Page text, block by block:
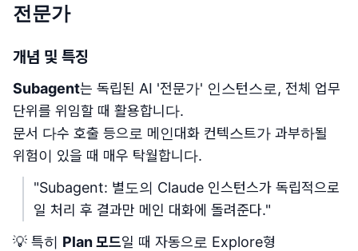
전문가
개념 및 특징
Subagent는 독립된 AI '전문가' 인스턴스로, 전체 업무
단위를 위임할 때 활용합니다.
문서 다수 호출 등으로 메인대화 컨텍스트가 과부하될
위험이 있을 때 매우 탁월합니다.
"Subagent: 별도의 Claude 인스턴스가 독립적으로
일 처리 후 결과만 메인 대화에 돌려준다."
💡 특히 Plan 모드일 때 자동으로 Explore형